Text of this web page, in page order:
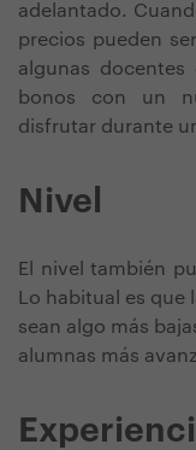
adelantado.
precios pueden
algunas
bonos con un
disfrutar durante
Nivel
El nivel también
Lo habitual es que
sean algo más
alumnas más